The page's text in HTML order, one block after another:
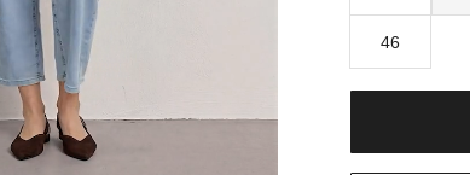
46